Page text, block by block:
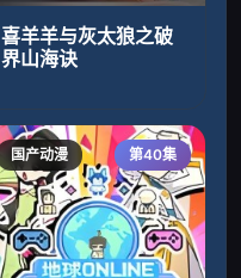
喜羊羊与灰太狼之破
界山海诀
国产动漫 第40集